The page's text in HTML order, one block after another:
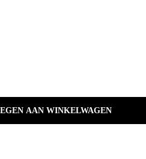
AAN WINKELWAGEN